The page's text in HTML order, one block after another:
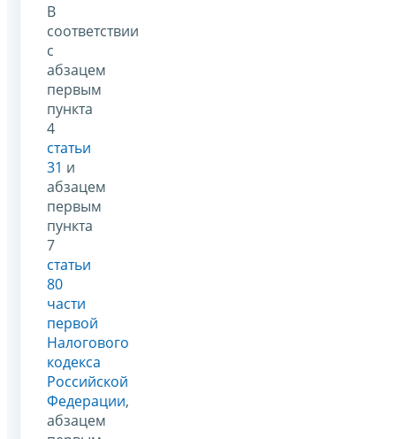
В
соответствии
с
абзацем
первым
пункта
4
статьи
31 и
абзацем
первым
пункта
7
статьи
80
части
первой
Налогового
кодекса
Российской
Федерации,
абзацем